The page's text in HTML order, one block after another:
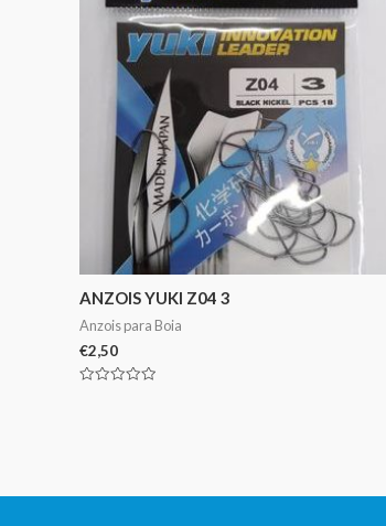
ANZOIS YUKI Z04 3
Anzois para Boia
€2,50